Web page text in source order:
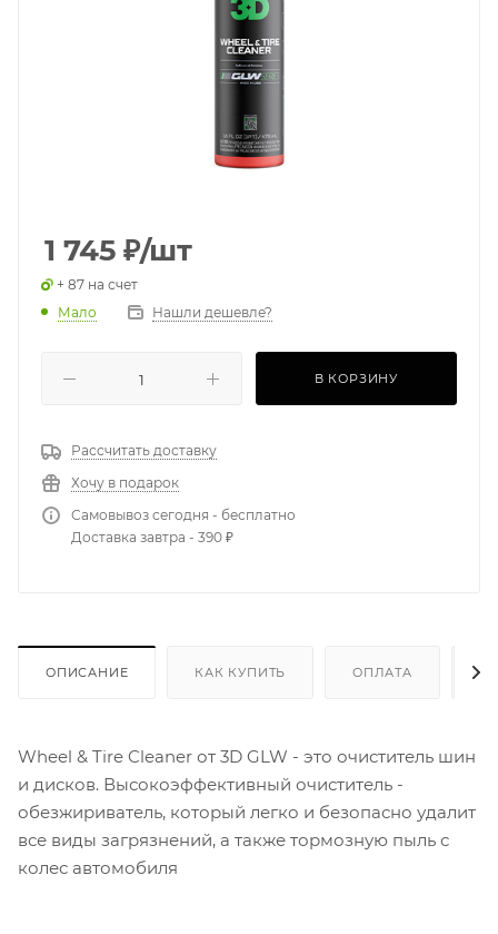
1 745 ₽/шт
+ 87 на счет
Мало
Нашли дешевле?
В КОРЗИНУ
Рассчитать доставку
Хочу в подарок
Самовывоз сегодня - бесплатно
Доставка завтра - 390 ₽
ОПИСАНИЕ КАК КУПИТЬ ОПЛАТА
Wheel & Tire Cleaner от 3D GLW - это очиститель шин
и дисков. Высокоэффективный очиститель -
обезжириватель, который легко и безопасно удалит
все виды загрязнений, а также тормозную пыль с
колес автомобиля